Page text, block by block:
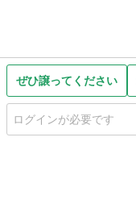
ぜひ譲ってください